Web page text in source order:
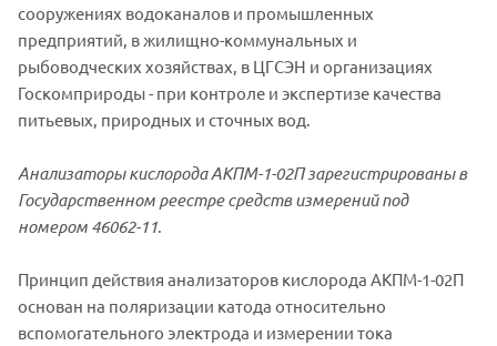
сооружениях водоканалов и промышленных
предприятий, в жилищно-коммунальных и
рыбоводческих хозяйствах, в ЦГСЭН и организациях
Госкомприроды - при контроле и экспертизе качества
питьевых, природных и сточных вод.
Анализаторыкислорода АКПМ-1-02П зарегистрированы в
Государственном реестре средств измерений под
номером 46062-11.
Принцип действия анализаторов кислорода АКПМ-1-02П
основан на поляризации катода относительно
вспомогательного электрода и измерении тока